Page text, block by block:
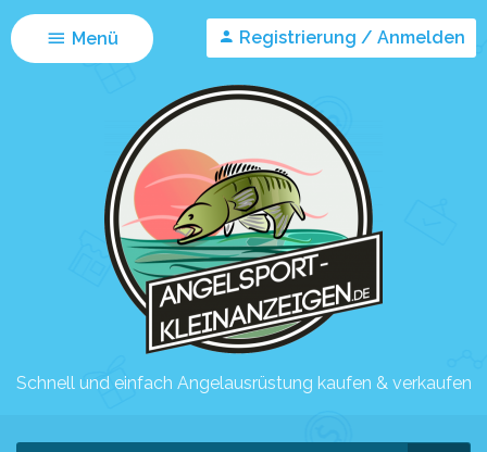
Menü Registrierung / Anmelden
Schnell und einfach Angelausrüstung kaufen & verkaufen